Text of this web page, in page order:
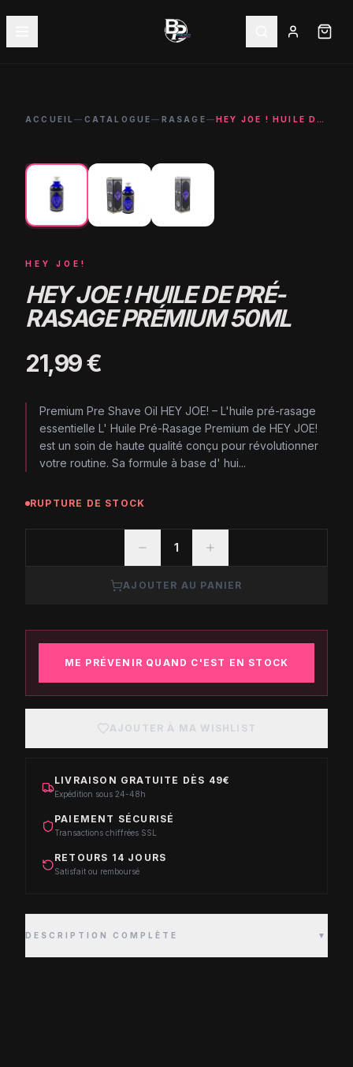
ACCUEIL— CATALOGUE— RASAGE— HEY JOE ! HUILE DE PRÉ-RASAGE PRÉMIUM 50ML
HEY JOE!
HEY JOE ! HUILE DE PRÉ-
RASAGE PRÉMIUM 50ML
21,99 €
Premium Pre Shave Oil HEY JOE! – L'huile pré-rasage
essentielle L' Huile Pré-Rasage Premium de HEY JOE!
est un soin de haute qualité conçu pour révolutionner
votre routine. Sa formule à base d' hui...
RUPTURE DE STOCK
1
AJOUTER AU PANIER
ME PRÉVENIR QUAND C'EST EN STOCK
AJOUTER À MA WISHLIST
LIVRAISON GRATUITE DÈS 49€
Expédition sous 24-48h
PAIEMENT SÉCURISÉ
Transactions chiffrées SSL
RETOURS 14 JOURS
Satisfait ou remboursé
DESCRIPTION COMPLÈTE ▼